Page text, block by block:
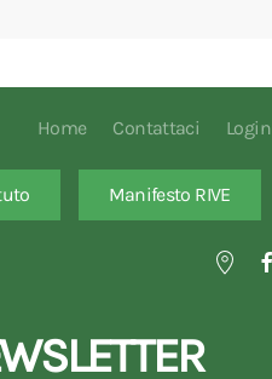
Home Contattaci Login
Manifesto RIVE